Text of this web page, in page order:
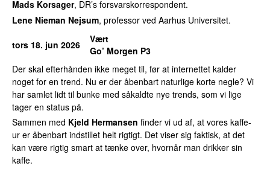
Mads Korsager, DR’s forsvarskorrespondent.
Lene Nieman Nejsum, professor ved Aarhus Universitet.
tors 18. jun 2026
Vært
Go’ Morgen P3
Der skal efterhånden ikke meget til, før at internettet kalder
noget for en trend. Nu er der åbenbart naturlige korte negle? Vi
har samlet lidt til bunke med såkaldte nye trends, som vi lige
tager en status på.
Sammen med Kjeld Hermansen finder vi ud af, at vores kaffe-
ur er åbenbart indstillet helt rigtigt. Det viser sig faktisk, at det
kan være rigtig smart at tænke over, hvornår man drikker sin
kaffe.